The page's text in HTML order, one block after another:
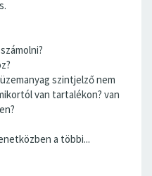
szintjelző nem
van tartalékon? van
a többi...